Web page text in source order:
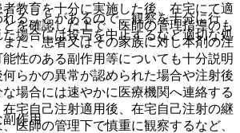
教育を十分に実施した後、在宅にて適
を確認した上で、医師の管理指導のも
た、患者又はその家族に対し本剤の注
性のある副作用等についても十分説明
らかの異常が認められた場合や注射後
場合には速やかに医療機関へ連絡する
宅自己注射適用後、在宅自己注射の継
医師の管理下で慎重に観察するなど、
ることがあるので、観察を十分に行
場合には投与を中止するなど適切な処
作用